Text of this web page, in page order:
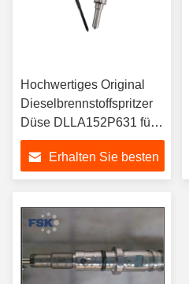
Hochwertiges Original
Dieselbrennstoffspritzer
Düse DLLA152P631 für
Yuchai 6112 Motorteile
Erhalten Sie besten